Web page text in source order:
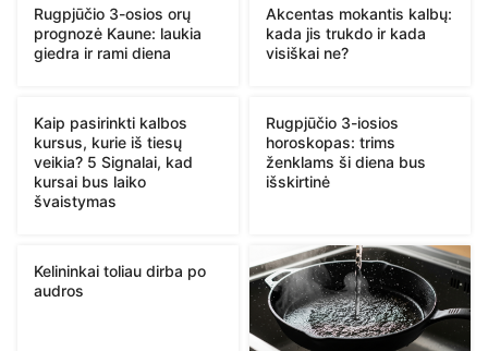
Rugpjūčio 3-osios orų
prognozė Kaune: laukia
giedra ir rami diena
Akcentas mokantis kalbų:
kada jis trukdo ir kada
visiškai ne?
Kaip pasirinkti kalbos
kursus, kurie iš tiesų
veikia? 5 Signalai, kad
kursai bus laiko
švaistymas
Rugpjūčio 3-iosios
horoskopas: trims
ženklams ši diena bus
išskirtinė
Kelininkai toliau dirba po
audros